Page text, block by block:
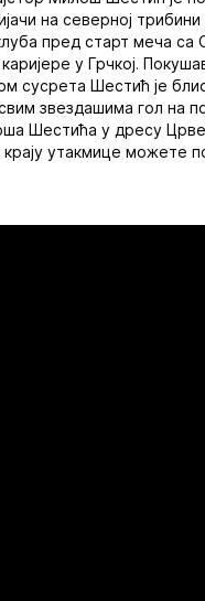
на северној
пред старт меча са
у Грчкој.
сусрета Шестић је
звездашима гол на
Шестића у дресу
утакмице можете